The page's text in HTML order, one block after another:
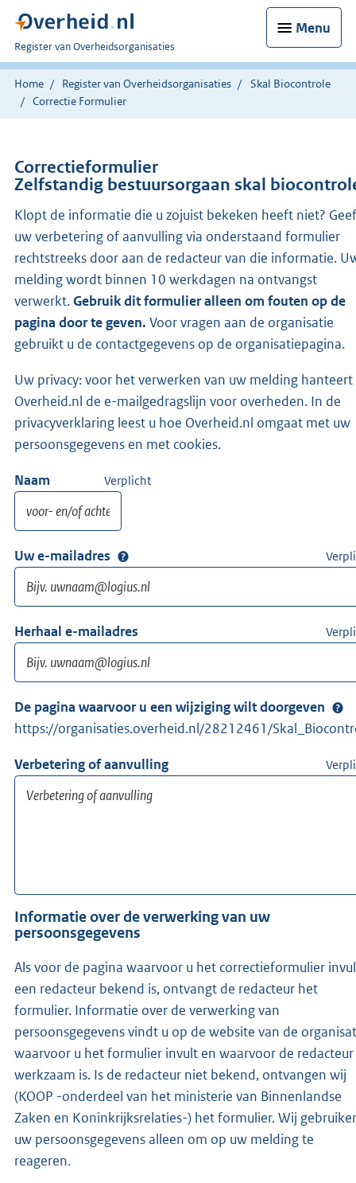
Menu
U
bent
nu
hier:
Register van Overheidsorganisaties
Home Register van Overheidsorganisaties
Skal Biocontrole
Correctie Formulier
Correctieformulier
Zelfstandig bestuursorgaan skal
Klopt de informatie die u zojuist bekeken heeft niet? Geef
uw verbetering of aanvulling via onderstaand formulier
rechtstreeks door aan de redacteur van die informatie.
melding wordt binnen 10 werkdagen na ontvangst
verwerkt.Gebruik dit formulier alleen om fouten op de
pagina door te geven. Voor vragen aan de organisatie
gebruikt u de contactgegevens op de organisatiepagina.
Uw privacy: voor het verwerken van uw melding hanteert
Overheid.nl de e-mailgedragslijn voor overheden. In de
privacyverklaring leest u hoe Overheid.nl omgaat met uw
persoonsgegevens en met cookies.
Naam Verplicht
Uw e-mailadres
Herhaal e-mailadres
De pagina waarvoor u een wijziging wilt doorgeven
https://organisaties.overheid.nl/28212461/
Verbetering of aanvulling
Informatie over de verwerking van uw
persoonsgegevens
Als voor de pagina waarvoor u het correctieformulier
een redacteur bekend is, ontvangt de redacteur het
formulier. Informatie over de verwerking van
persoonsgegevens vindt u op de website van de
waarvoor u het formulier invult en waarvoor de redacteur
werkzaam is. Is de redacteur niet bekend, ontvangen wij
(KOOP -onderdeel van het ministerie van Binnenlandse
Zaken en Koninkrijksrelaties-) het formulier. Wij
uw persoonsgegevens alleen om op uw melding te
reageren.